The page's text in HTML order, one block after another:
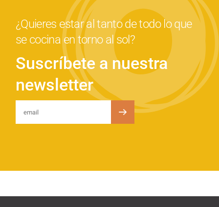
¿Quieres estar al tanto de todo lo que
se cocina en torno al sol?
Suscríbete a nuestra
newsletter